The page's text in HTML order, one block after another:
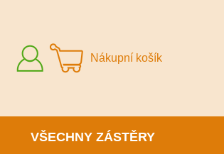
Přihlásit
se
Nákupní košík
VŠECHNY ZÁSTĚRY